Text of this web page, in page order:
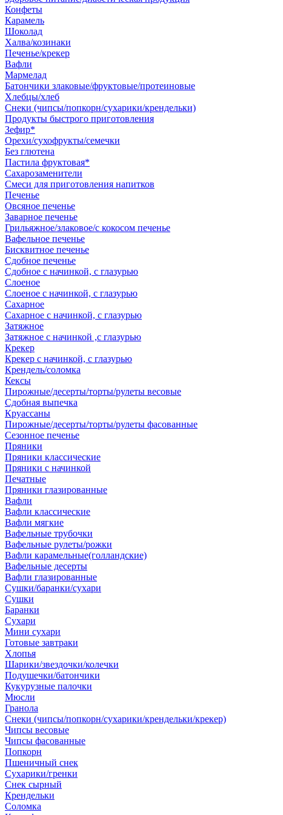
Конфеты
Карамель
Шоколад
Халва/козинаки
Печенье/крекер
Вафли
Мармелад
Батончики злаковые/фруктовые/протеиновые
Хлебцы/хлеб
Снеки (чипсы/попкорн/сухарики/крендельки)
Продукты быстрого приготовления
Зефир*
Орехи/сухофрукты/семечки
Без глютена
Пастила фруктовая*
Сахарозаменители
Смеси для приготовления напитков
Печенье
Овсяное печенье
Заварное печенье
Грильяжное/злаковое/с кокосом печенье
Вафельное печенье
Бисквитное печенье
Сдобное печенье
Сдобное с начинкой, с глазурью
Слоеное
Слоеное с начинкой, с глазурью
Сахарное
Сахарное с начинкой, с глазурью
Затяжное
Затяжное с начинкой ,с глазурью
Крекер
Крекер с начинкой, с глазурью
Крендель/соломка
Кексы
Пирожные/десерты/торты/рулеты весовые
Сдобная выпечка
Круассаны
Пирожные/десерты/торты/рулеты фасованные
Сезонное печенье
Пряники
Пряники классические
Пряники с начинкой
Печатные
Пряники глазированные
Вафли
Вафли классические
Вафли мягкие
Вафельные трубочки
Вафельные рулеты/рожки
Вафли карамельные(голландские)
Вафельные десерты
Вафли глазированные
Сушки/баранки/сухари
Сушки
Баранки
Сухари
Мини сухари
Готовые завтраки
Хлопья
Шарики/звездочки/колечки
Подушечки/батончики
Кукурузные палочки
Мюсли
Гранола
Снеки (чипсы/попкорн/сухарики/крендельки/крекер)
Чипсы весовые
Чипсы фасованные
Попкорн
Пшеничный снек
Сухарики/гренки
Снек сырный
Крендельки
Соломка